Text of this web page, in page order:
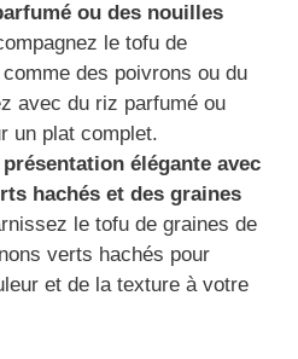
ou des nouilles
le tofu de
des poivrons ou du
avec du riz parfumé ou
un plat complet.
présentation élégante avec
hachés et des graines
le tofu de graines de
verts hachés pour
et de la texture à votre